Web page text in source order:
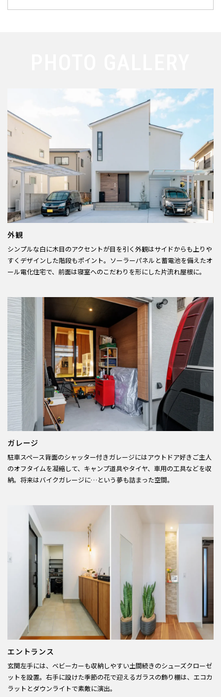
外観
シンプルな白に木目のアクセントが目を引く外観はサイドからも上りや
すくデザインした階段もポイント。ソーラーパネルと蓄電池を備えたオ
ール電化住宅で、前面は寝室へのこだわりを形にした片流れ屋根に。
ガレージ
駐車スペース背面のシャッター付きガレージにはアウトドア好きご主人
のオフタイムを凝縮して、キャンプ道具やタイヤ、車用の工具などを収
納。将来はバイクガレージに…という夢も詰まった空間。
エントランス
玄関左手には、ベビーカーも収納しやすい土間続きのシューズクローゼ
ットを設置。右手に設けた季節の花で迎えるガラスの飾り棚は、エコカ
ラットとダウンライトで素敵に演出。